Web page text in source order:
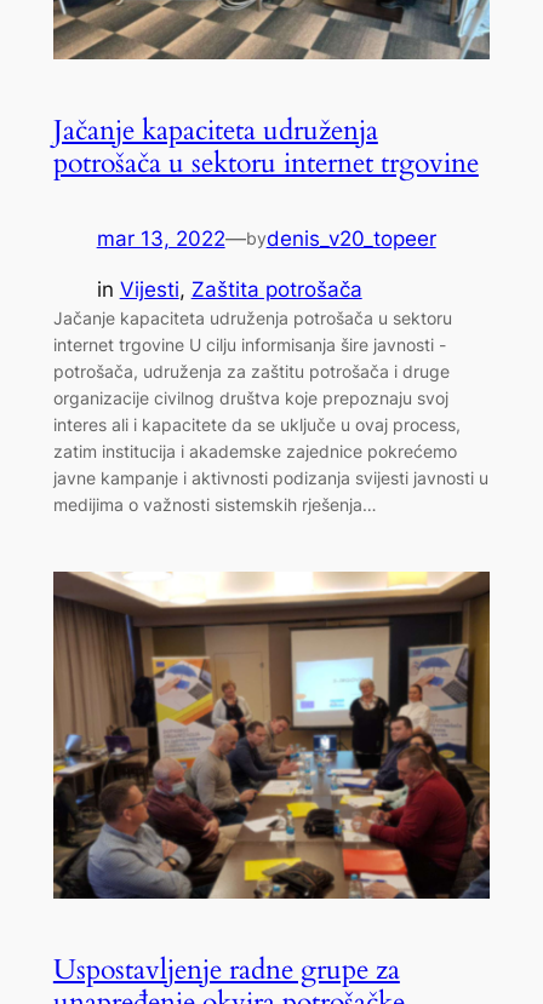
Jačanje kapaciteta udruženja
potrošača u sektoru internet trgovine
mar 13, 2022—bydenis_v20_topeer
in Vijesti, Zaštita potrošača
Jačanje kapaciteta udruženja potrošača u sektoru
internet trgovine U cilju informisanja šire javnosti -
potrošača, udruženja za zaštitu potrošača i druge
organizacije civilnog društva koje prepoznaju svoj
interes ali i kapacitete da se uključe u ovaj process,
zatim institucija i akademske zajednice pokrećemo
javne kampanje i aktivnosti podizanja svijesti javnosti u
medijima o važnosti sistemskih rješenja…
Uspostavljenje radne grupe za